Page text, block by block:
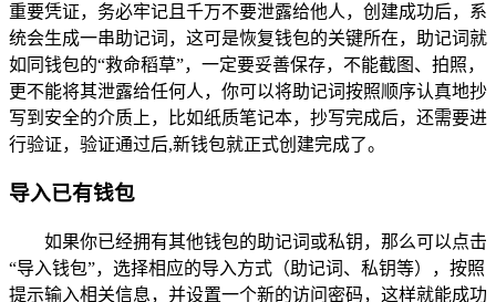
重要凭证，务必牢记且千万不要泄露给他人，创建成功后，系
统会生成一串助记词，这可是恢复钱包的关键所在，助记词就
如同钱包的“救命稻草”，一定要妥善保存，不能截图、拍照，
更不能将其泄露给任何人，你可以将助记词按照顺序认真地抄
写到安全的介质上，比如纸质笔记本，抄写完成后，还需要进
行验证，验证通过后,新钱包就正式创建完成了。
导入已有钱包
如果你已经拥有其他钱包的助记词或私钥，那么可以点击
“导入钱包”，选择相应的导入方式（助记词、私钥等），按照
提示输入相关信息，并设置一个新的访问密码，这样就能成功